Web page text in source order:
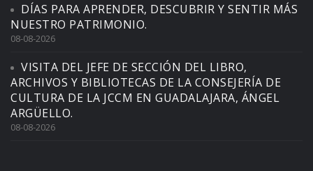
DÍAS PARA APRENDER, DESCUBRIR Y SENTIR MÁS
NUESTRO PATRIMONIO.
08-08-2026
VISITA DEL JEFE DE SECCIÓN DEL LIBRO,
ARCHIVOS Y BIBLIOTECAS DE LA CONSEJERÍA DE
CULTURA DE LA JCCM EN GUADALAJARA, ÁNGEL
ARGÜELLO.
08-08-2026